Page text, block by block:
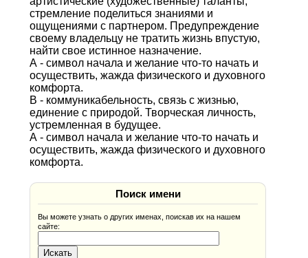
стремление поделиться знаниями и
ощущениями с партнером. Предупреждение
своему владельцу не тратить жизнь впустую,
найти свое истинное назначение.
А - символ начала и желание что-то начать и
осуществить, жажда физического и духовного
комфорта.
В - коммуникабельность, связь с жизнью,
единение с природой. Творческая личность,
устремленная в будущее.
А - символ начала и желание что-то начать и
осуществить, жажда физического и духовного
комфорта.
Поиск имени
Вы можете узнать о других именах, поискав их на нашем
сайте: